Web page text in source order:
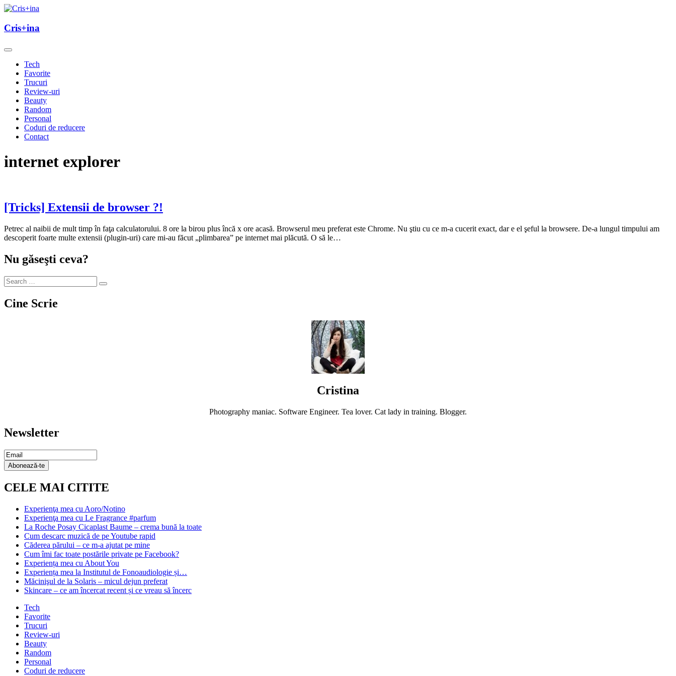
Skip
content
Cris+ina
Cris+ina
Tech
Favorite
Trucuri
Review-uri
Beauty
Random
Personal
Coduri de reducere
Contact
internet explorer
[Tricks] Extensii de browser ?!
Petrec al naibii de mult timp în faţa calculatorului. 8 ore la birou plus încă x ore acasă. Browserul meu preferat este Chrome. Nu ştiu cu ce m-a cucerit exact, dar e el şeful la browsere. De-a lungul timpului am
descoperit foarte multe extensii (plugin-uri) care mi-au făcut „plimbarea” pe internet mai plăcută. O să le…
Nu găseşti ceva?
Cine Scrie
Cristina
Photography maniac. Software Engineer. Tea lover. Cat lady in training. Blogger.
Newsletter
Email
Subscription
Abonează-te
CELE MAI CITITE
Experienţa mea cu Aoro/Notino
Experienţa mea cu Le Fragrance #parfum
La Roche Posay Cicaplast Baume – crema bună la toate
Cum descarc muzică de pe Youtube rapid
Căderea părului – ce m-a ajutat pe mine
Cum îmi fac toate postările private pe Facebook?
Experiența mea cu About You
Experiența mea la Institutul de Fonoaudiologie și…
Măcinişul de la Solaris – micul dejun preferat
Skincare – ce am încercat recent și ce vreau să încerc
Tech
Favorite
Trucuri
Review-uri
Beauty
Random
Personal
Coduri de reducere